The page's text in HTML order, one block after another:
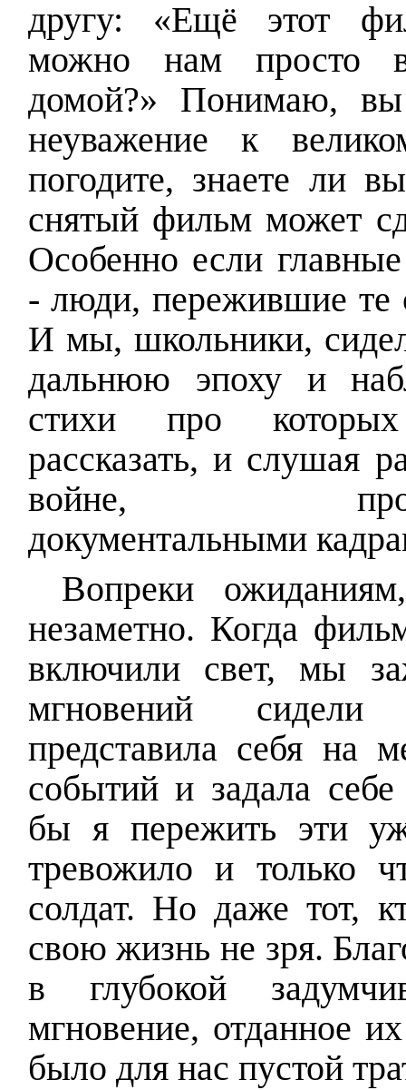
другу: «Ещё этот
можно нам просто
домой?» Понимаю, вы
неуважение к
погодите, знаете ли
снятый фильм может
Особенно если
- люди, пережившие те
И мы, школьники,
дальнюю эпоху и
стихи про
рассказать, и слушая
войне,
документальными
Вопреки
незаметно. Когда
включили свет, мы
мгновений
представила себя на
событий и задала
бы я пережить эти
тревожило и только
солдат. Но даже тот,
свою жизнь не зря.
в глубокой
мгновение, отданное
было для нас пустой